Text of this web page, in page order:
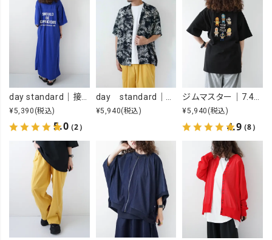
¥5,390 (税込)
5.0（2）
¥5,940(税込) ¥5,940 (税込)
4.9（8）